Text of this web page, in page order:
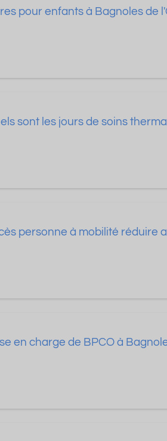
pour enfants à Bagnoles de
sont les jours de soins
personne à mobilité réduire
en charge de BPCO à